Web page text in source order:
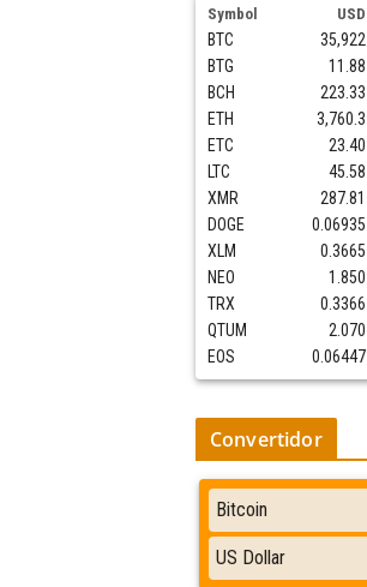
Symbol USD
BTC 35,922
BTG
11.88
BCH
223.33
ETH
3,760.3
ETC
23.40
LTC
45.58
XMR
287.81
DOGE
0.06935
XLM
0.3665
NEO
1.850
TRX
0.3366
QTUM
2.070
EOS
0.06447
Convertidor